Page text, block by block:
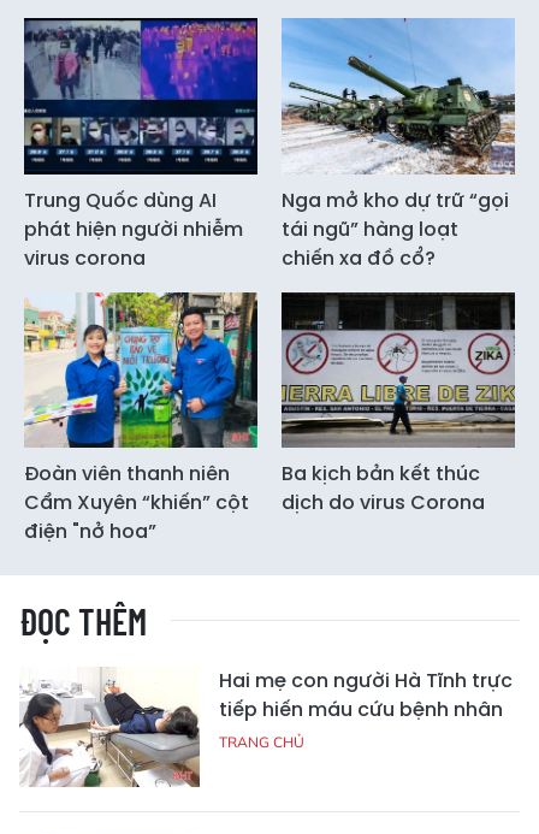
Trung Quốc dùng AI
phát hiện người nhiễm
virus corona
Nga mở kho dự trữ “gọi
tái ngũ” hàng loạt
chiến xa đồ cổ?
Đoàn viên thanh niên
Cẩm Xuyên “khiến” cột
điện "nở hoa”
Ba kịch bản kết thúc
dịch do virus Corona
ĐỌC THÊM
Hai mẹ con người Hà Tĩnh trực
tiếp hiến máu cứu bệnh nhân
TRANG CHỦ